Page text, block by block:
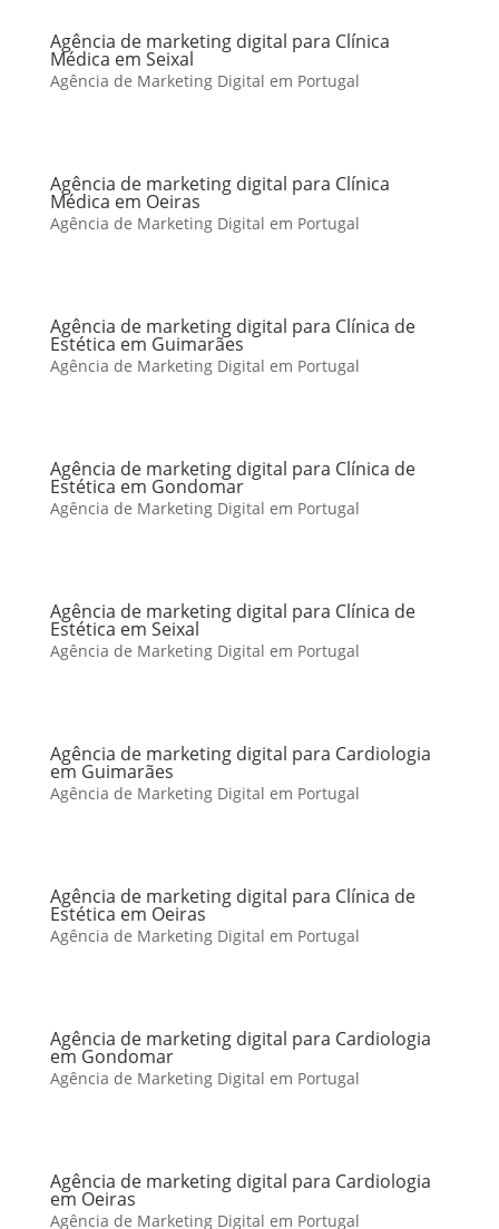
Agência de marketing digital para Clínica
Médica em Seixal
Agência de Marketing Digital em Portugal
Agência de marketing digital para Clínica
Médica em Oeiras
Agência de Marketing Digital em Portugal
Agência de marketing digital para Clínica de
Estética em Guimarães
Agência de Marketing Digital em Portugal
Agência de marketing digital para Clínica de
Estética em Gondomar
Agência de Marketing Digital em Portugal
Agência de marketing digital para Clínica de
Estética em Seixal
Agência de Marketing Digital em Portugal
Agência de marketing digital para Cardiologia
em Guimarães
Agência de Marketing Digital em Portugal
Agência de marketing digital para Clínica de
Estética em Oeiras
Agência de Marketing Digital em Portugal
Agência de marketing digital para Cardiologia
em Gondomar
Agência de Marketing Digital em Portugal
Agência de marketing digital para Cardiologia
em Oeiras
Agência de Marketing Digital em Portugal